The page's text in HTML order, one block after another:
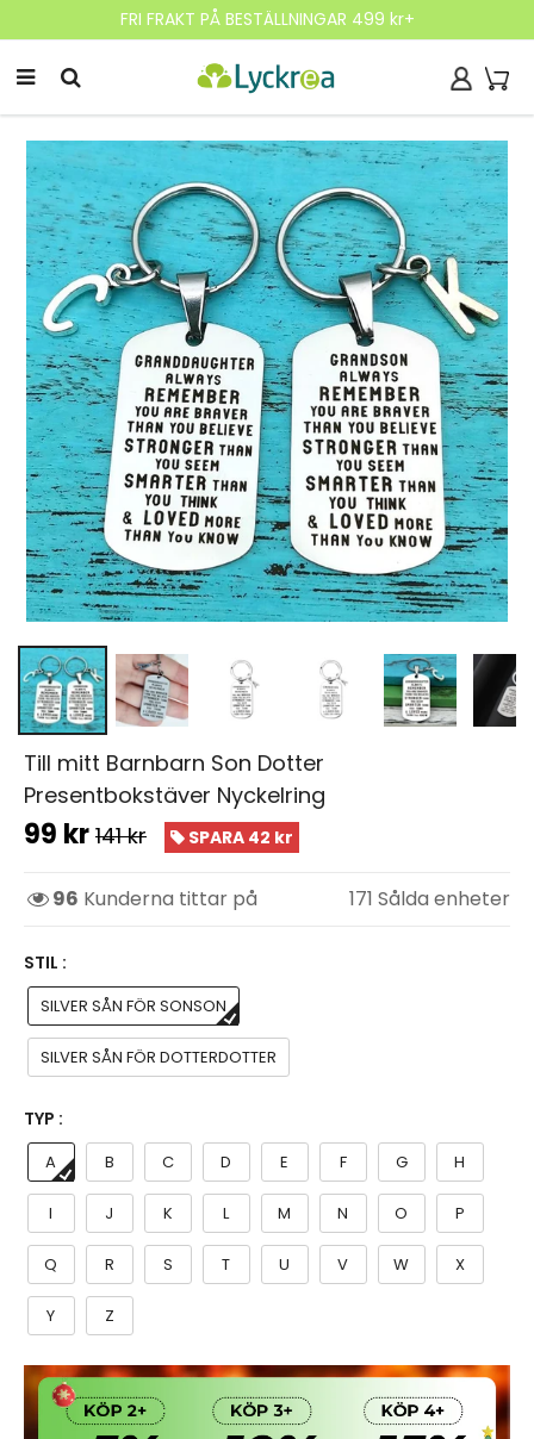
FRI FRAKT PÅ BESTÄLLNINGAR 499 kr+
Till mitt Barnbarn Son Dotter
Presentbokstäver Nyckelring
99 kr 141 kr SPARA 42 kr
96 Kunderna tittar på 171 Sålda enheter
STIL :
SILVER SÅN FÖR SONSON
SILVER SÅN FÖR DOTTERDOTTER
TYP :
A B C D E F G H
I J K L M N O P
Q R S T U V W X
Y Z